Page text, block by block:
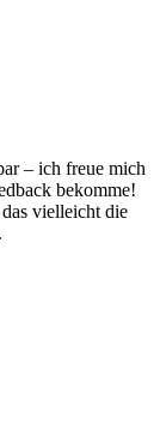
– ich freue mich
bekomme!
vielleicht die